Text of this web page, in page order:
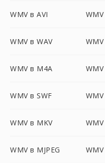
WMV в AVI
WMV в WAV
WMV в M4A
WMV в SWF
WMV в MKV
WMV в MJPEG